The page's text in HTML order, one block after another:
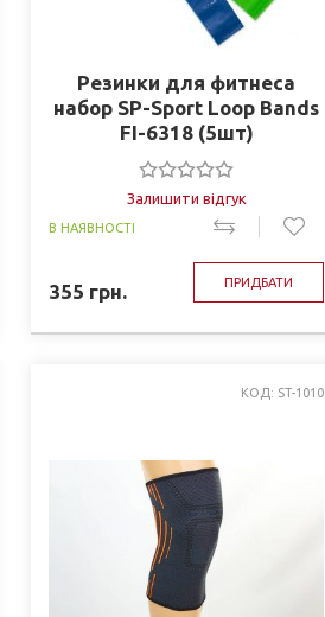
Резинки для фитнеса
набор SP-Sport Loop Bands
FI-6318 (5шт)
Залишити відгук
В НАЯВНОСТІ
355 грн. ПРИДБАТИ
КОД: ST-1010